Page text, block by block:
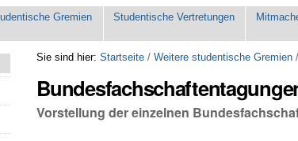
Gremien Studentische Vertretungen
Sie sind hier: Startseite /Weitere studentische Gremien /
Vorstellung der einzelnen